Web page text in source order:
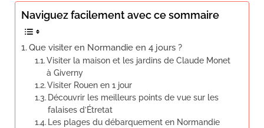
Naviguez facilement avec ce sommaire
Que visiter en Normandie en 4 jours ?
Visiter la maison et les jardins de Claude Monet
à Giverny
Visiter Rouen en 1 jour
Découvrir les meilleurs points de vue sur les
falaises d’Étretat
Les plages du débarquement en Normandie